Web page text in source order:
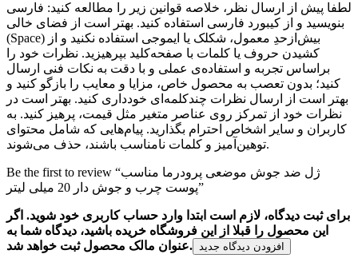
لطفا پیش از ارسال نظر، خلاصه قوانین زیر را مطالعه کنید: فارسی
بنویسید و از کیبورد فارسی استفاده کنید. بهتر است از فضای خالی
(Space) بیش‌از‌حدِ معمول، شکلک یا ایموجی استفاده نکنید و از
کشیدن حروف یا کلمات با صفحه‌کلید بپرهیزید. نظرات خود را
براساس تجربه و استفاده‌ی عملی و با دقت به نکات فنی ارسال
کنید؛ بدون تعصب به محصول خاص، مزایا و معایب را بازگو کنید و
بهتر است از ارسال نظرات چندکلمه‌‌ای خودداری کنید. بهتر است در
نظرات خود از تمرکز روی عناصر متغیر مثل قیمت، پرهیز کنید. به
کاربران و سایر اشخاص احترام بگذارید. پیام‌هایی که شامل محتوای
توهین‌آمیز و کلمات نامناسب باشند، حذف می‌شوند.
Be the first to review “ژل ضد جوش موضعی پرودرما مناسب
پوست چرب و جوش دار 20 میلی لیتر”
برای ثبت دیدگاه، لازم است ابتدا وارد حساب کاربری خود شوید. اگر
این محصول را قبلا از این فروشگاه خریده باشید، دیدگاه شما به
عنوان مالک محصول ثبت خواهد شد. افزودن دیدگاه جدید